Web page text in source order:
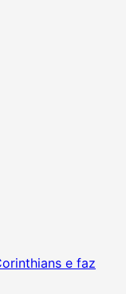
e faz